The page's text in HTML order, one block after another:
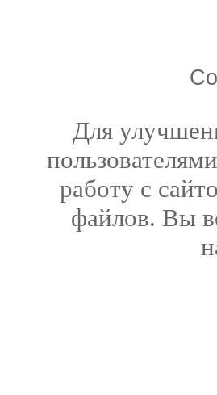
Для
работу с
файлов. Вы